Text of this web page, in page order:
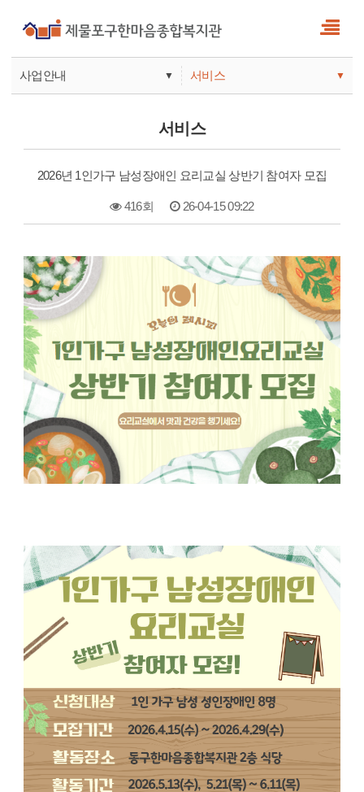
사업안내 ▼
기관안내
서비스 ▼
서비스
서비스
2026년 1인가구 남성장애인 요리교실 상반기 참여자 모집
416회 26-04-15 09:22